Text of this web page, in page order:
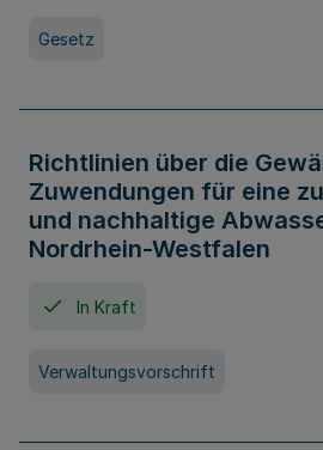
Gesetz
Richtlinien über die
Zuwendungen für eine
und nachhaltige
Nordrhein-Westfalen
In Kraft
Verwaltungsvorschrift